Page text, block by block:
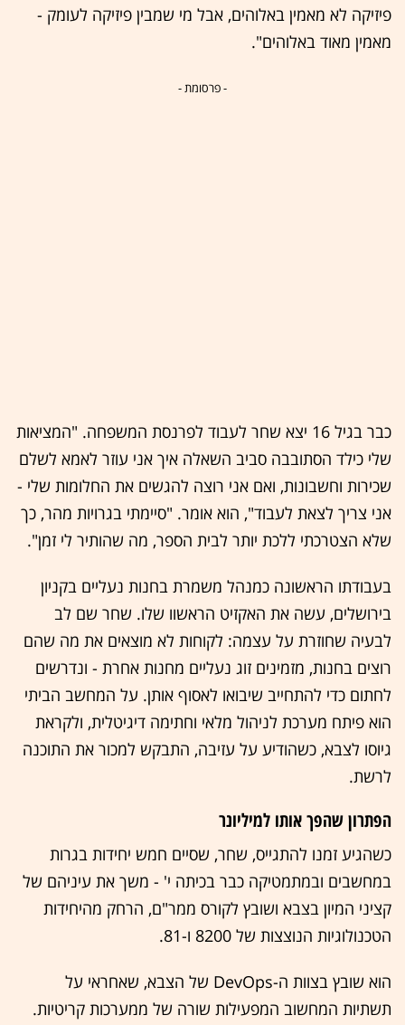
פיזיקה לא מאמין באלוהים, אבל מי שמבין פיזיקה לעומק -
מאמין מאוד באלוהים".
- פרסומת -
כבר בגיל 16 יצא שחר לעבוד לפרנסת המשפחה. "המציאות
שלי כילד הסתובבה סביב השאלה איך אני עוזר לאמא לשלם
שכירות וחשבונות, ואם אני רוצה להגשים את החלומות שלי -
אני צריך לצאת לעבוד", הוא אומר. "סיימתי בגרויות מהר, כך
שלא הצטרכתי ללכת יותר לבית הספר, מה שהותיר לי זמן".
בעבודתו הראשונה כמנהל משמרת בחנות נעליים בקניון
בירושלים, עשה את האקזיט הראשוו שלו. שחר שם לב
לבעיה שחוזרת על עצמה: לקוחות לא מוצאים את מה שהם
רוצים בחנות, מזמינים זוג נעליים מחנות אחרת - ונדרשים
לחתום כדי להתחייב שיבואו לאסוף אותן. על המחשב הביתי
הוא פיתח מערכת לניהול מלאי וחתימה דיגיטלית, ולקראת
גיוסו לצבא, כשהודיע על עזיבה, התבקש למכור את התוכנה
לרשת.
הפתרון שהפך אותו למיליונר
כשהגיע זמנו להתגייס, שחר, שסיים חמש יחידות בגרות
במחשבים ובמתמטיקה כבר בכיתה י' - משך את עיניהם של
קציני המיון בצבא ושובץ לקורס ממר"ם, הרחק מהיחידות
הטכנולוגיות הנוצצות של 8200 ו-81.
הוא שובץ בצוות ה-DevOps של הצבא, שאחראי על
תשתיות המחשוב המפעילות שורה של ממערכות קריטיות.